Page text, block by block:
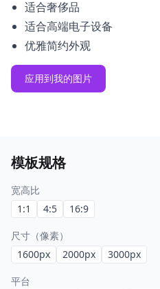
适合奢侈品
适合高端电子设备
优雅简约外观
应用到我的图片
模板规格
宽高比
1:1
4:5 16:9
尺寸（像素）
1600px 2000px 3000px
平台